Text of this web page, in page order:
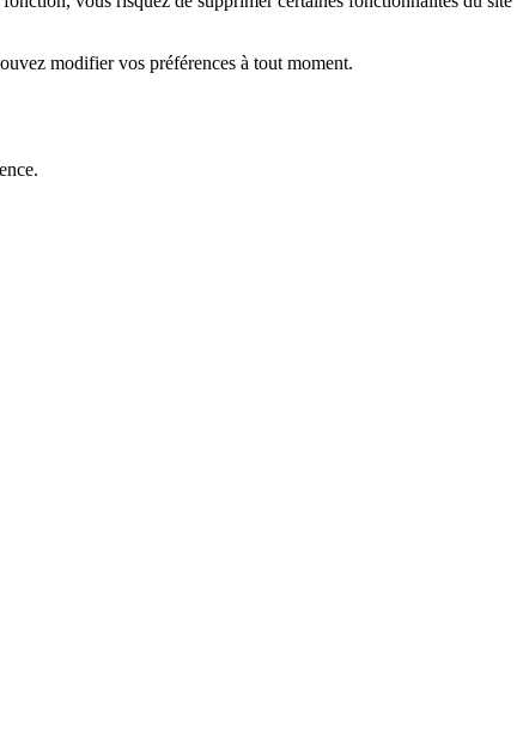
modifier vos préférences à tout moment.